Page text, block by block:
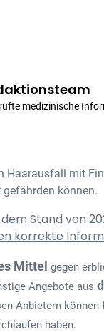
medizinische
Haarausfall mit
gefährden können.
Stand von
korrekte
Mittel gegen
Angebote aus
Anbietern können
haben.